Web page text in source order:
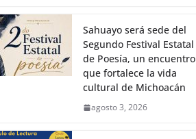
Sahuayo será sede del
Segundo Festival Estatal
de Poesía, un encuentro
que fortalece la vida
cultural de Michoacán
agosto 3, 2026